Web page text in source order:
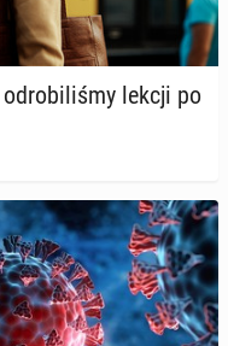
od­ro­bi­li­śmy lekcji po